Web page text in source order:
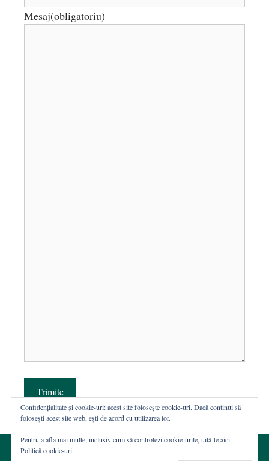
Mesaj(obligatoriu)
Trimite
Confidențialitate și cookie-uri: acest site folosește cookie-uri. Dacă continui să
folosești acest site web, ești de acord cu utilizarea lor.
Pentru a afla mai multe, inclusiv cum să controlezi cookie-urile, uită-te aici:
Politică cookie-uri